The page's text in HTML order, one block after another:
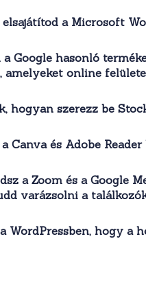
a Microsoft
a Google hasonló
amelyeket online
hogyan szerezz be
Canva és Adobe
a Zoom és a Google
varázsolni a
WordPressben, hogy a